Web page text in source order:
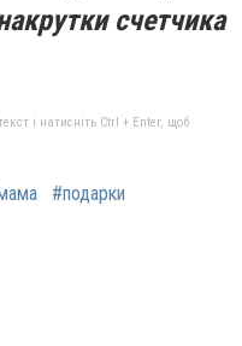
счетчика
і натисніть Ctrl + Enter, щоб
#подарки